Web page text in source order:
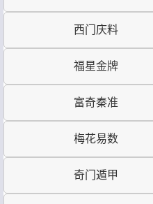
西门庆料
福星金牌
富奇秦准
梅花易数
奇门遁甲